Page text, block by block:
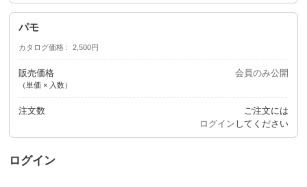
パモ
カタログ価格 2,500円
販売価格
（単価 × 入数）
会員のみ公開
注文数
ご注文には
ログイン してください
ログイン